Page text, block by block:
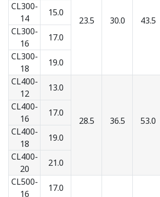
23.5 30.0 43.5
CL300-
14
15.0
CL300-
16
17.0
CL300-
18
19.0
CL400-
12
13.0
28.5 36.5 53.0
CL400-
16
17.0
CL400-
18
19.0
CL400-
20
21.0
CL500-
16
17.0